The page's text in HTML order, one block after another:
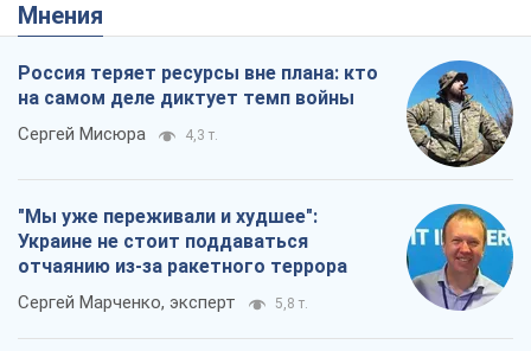
Мнения
Россия теряет ресурсы вне плана: кто
на самом деле диктует темп войны
Сергей Мисюра 4,3 т.
"Мы уже переживали и худшее":
Украине не стоит поддаваться
отчаянию из-за ракетного террора
Сергей Марченко, эксперт 5,8 т.